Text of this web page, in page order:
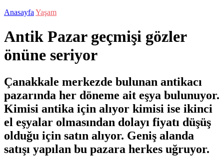
Anasayfa Yaşam
Antik Pazar geçmişi gözler
önüne seriyor
Çanakkale merkezde bulunan antikacı
pazarında her döneme ait eşya bulunuyor.
Kimisi antika için alıyor kimisi ise ikinci
el eşyalar olmasından dolayı fiyatı düşüş
olduğu için satın alıyor. Geniş alanda
satışı yapılan bu pazara herkes uğruyor.